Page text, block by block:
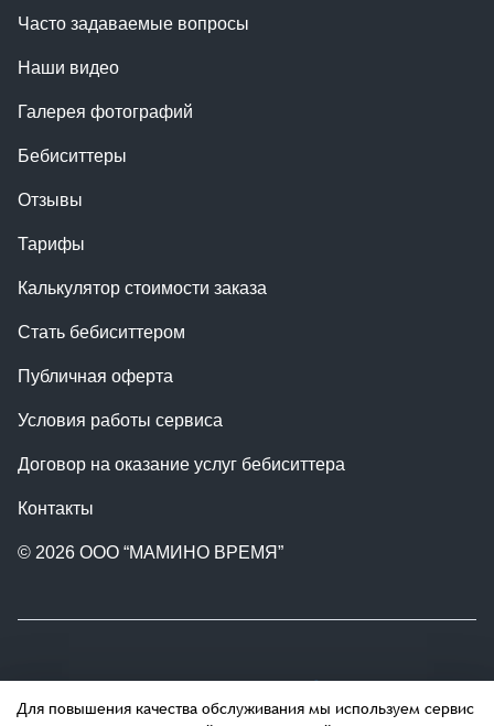
Часто задаваемые вопросы
Наши видео
Галерея фотографий
Бебиситтеры
Отзывы
Тарифы
Калькулятор стоимости заказа
Стать бебиситтером
Публичная оферта
Условия работы сервиса
Договор на оказание услуг бебиситтера
Контакты
© 2026 ООО “МАМИНО ВРЕМЯ”
Для повышения качества обслуживания мы используем сервис